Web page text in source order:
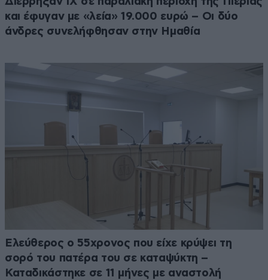
και έφυγαν με «λεία» 19.000 ευρώ – Οι δύο
άνδρες συνελήφθησαν στην Ημαθία
Ελεύθερος ο 55χρονος που είχε κρύψει τη
σορό του πατέρα του σε καταψύκτη –
Καταδικάστηκε σε 11 μήνες με αναστολή